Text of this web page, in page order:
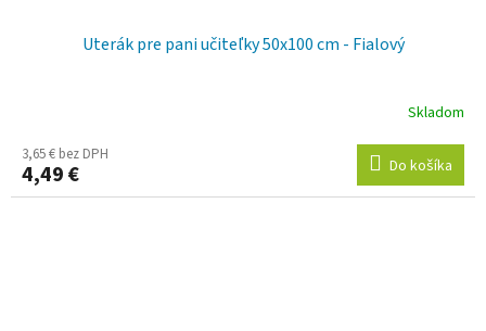
Uterák pre pani učiteľky 50x100 cm - Fialový
Skladom
3,65 € bez DPH
4,49 € Do košíka